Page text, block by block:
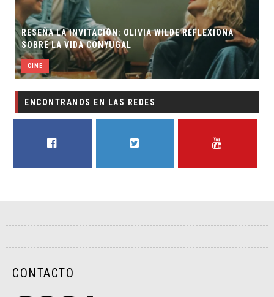
RESEÑA LA INVITACIÓN: OLIVIA WILDE REFLEXIONA
SOBRE LA VIDA CONYUGAL
CINE
ENCONTRANOS EN LAS REDES
CONTACTO